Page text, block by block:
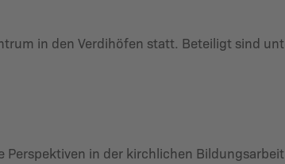
in den Verdihöfen statt. Beteiligt sind
in der kirchlichen